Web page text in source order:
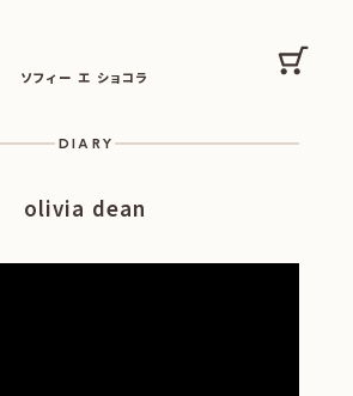
ソフィー エ ショコラ カー
DIARY
olivia dean